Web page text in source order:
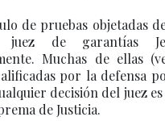
de pruebas objetadas
de garantías
Muchas de ellas
por la defensa
decisión del juez
de Justicia.